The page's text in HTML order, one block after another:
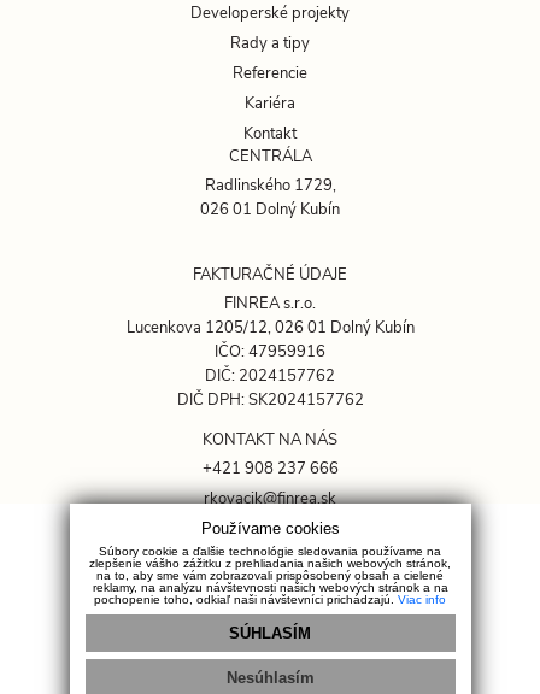
Developerské projekty
Rady a tipy
Referencie
Kariéra
Kontakt
CENTRÁLA
Radlinského 1729,
026 01 Dolný Kubín
FAKTURAČNÉ ÚDAJE
FINREA s.r.o.
Lucenkova 1205/12, 026 01 Dolný Kubín
IČO: 47959916
DIČ: 2024157762
DIČ DPH: SK2024157762
KONTAKT NA NÁS
+421 908 237 666
rkovacik@finrea.sk
OCHRANA SÚKROMIA
GDPR
Cookies
Sociálne siete
Späť na úvod
Používame cookies
Súbory cookie a ďalšie technológie sledovania používame na
zlepšenie vášho zážitku z prehliadania našich webových stránok,
na to, aby sme vám zobrazovali prispôsobený obsah a cielené
reklamy, na analýzu návštevnosti našich webových stránok a na
pochopenie toho, odkiaľ naši návštevníci prichádzajú. Viac info
SÚHLASÍM
Nesúhlasím